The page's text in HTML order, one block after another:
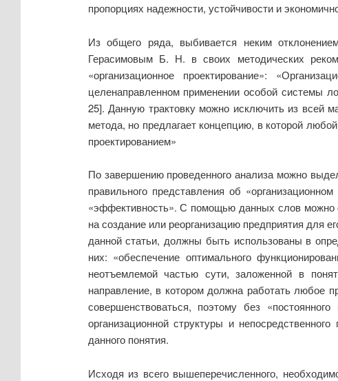
пропорциях надежности, устойчивости и
Из общего ряда, выбивается неким
Герасимовым Б. Н. в своих методических
«организационное проектирование»:
целенаправленном применении особой системы
25]. Данную трактовку можно исключить из всей
метода, но предлагает концепцию, в которой
проектированием»
По завершению проведенного анализа можно
правильного представления об
«эффективность». С помощью данных слов можно
на создание или реорганизацию предприятия для
данной статьи, должны быть использованы в
них: «обеспечение оптимального
неотъемлемой частью сути, заложенной в
направление, в котором должна работать любое
совершенствоваться, поэтому без
организационной структуры и
данного понятия.
Исходя из всего вышеперечисленного,